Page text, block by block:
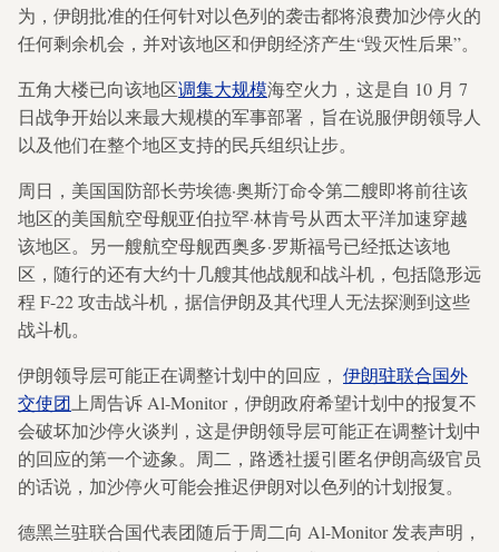
为，伊朗批准的任何针对以色列的袭击都将浪费加沙停火的
任何剩余机会，并对该地区和伊朗经济产生“毁灭性后果”。
五角大楼已向该地区调集大规模海空火力，这是自 10 月 7
日战争开始以来最大规模的军事部署，旨在说服伊朗领导人
以及他们在整个地区支持的民兵组织让步。
周日，美国国防部长劳埃德·奥斯汀命令第二艘即将前往该
地区的美国航空母舰亚伯拉罕·林肯号从西太平洋加速穿越
该地区。另一艘航空母舰西奥多·罗斯福号已经抵达该地
区，随行的还有大约十几艘其他战舰和战斗机，包括隐形远
程 F-22 攻击战斗机，据信伊朗及其代理人无法探测到这些
战斗机。
伊朗领导层可能正在调整计划中的回应， 伊朗驻联合国外
交使团 上周告诉 Al-Monitor，伊朗政府希望计划中的报复不
会破坏加沙停火谈判，这是伊朗领导层可能正在调整计划中
的回应的第一个迹象。周二，路透社援引匿名伊朗高级官员
的话说，加沙停火可能会推迟伊朗对以色列的计划报复。
德黑兰驻联合国代表团随后于周二向 Al-Monitor 发表声明，